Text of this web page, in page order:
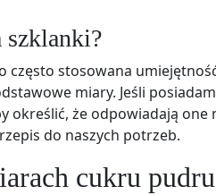
szklanki?
często stosowana
miary. Jeśli
że odpowiadają one
do naszych potrzeb.
cukru